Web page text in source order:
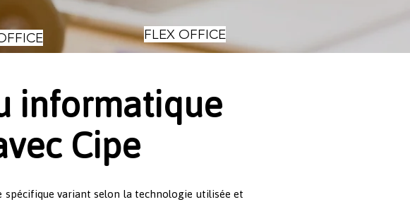
FLEX OFFICE
informatique
Cipe
spécifique variant selon la technologie utilisée et